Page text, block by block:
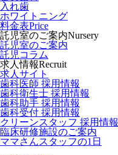
入れ歯
ホワイトニング
料金表Price
託児室のご案内Nursery
託児室のご案内
託児コラム
求人情報Recruit
求人サイト
歯科医師 採用情報
歯科衛生士 採用情報
歯科助手 採用情報
歯科受付 採用情報
クリーンスタッフ 採用情報
臨床研修施設のご案内
ママさんスタッフの1日